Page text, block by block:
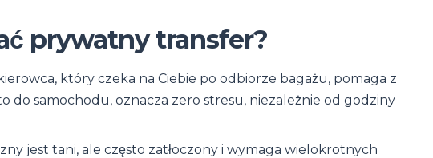
prywatny transfer?
który czeka na Ciebie po odbiorze bagażu, pomaga z
do samochodu, oznacza zero stresu, niezależnie od godziny
jest tani, ale często zatłoczony i wymaga wielokrotnych